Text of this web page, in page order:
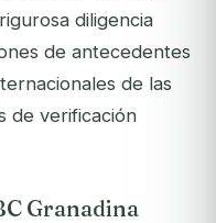
diligencia
de antecedentes
de las
de verificación
Granadina